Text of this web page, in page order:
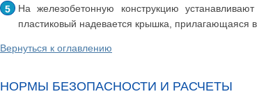
На железобетонную конструкцию
пластиковый надевается крышка, прилагающаяся в
Вернуться к оглавлению
НОРМЫ БЕЗОПАСНОСТИ И РАСЧЕТЫ